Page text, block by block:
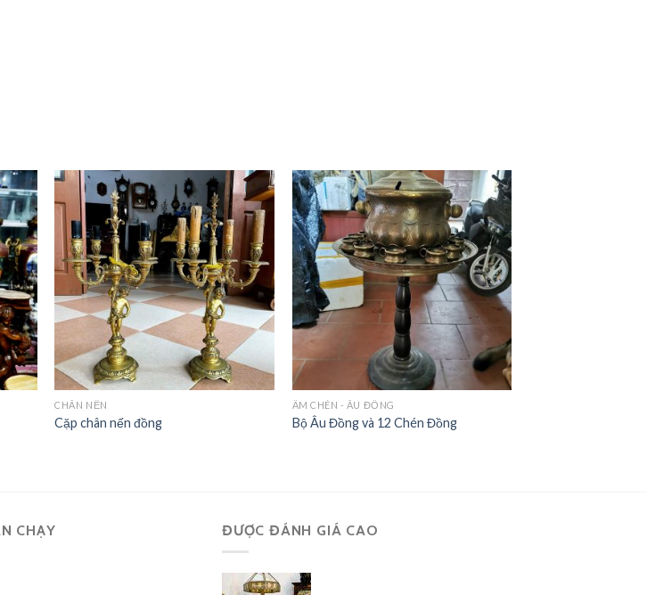
CHÂN NẾN
Cặp chân nến đồng
ẤM CHÉN - ÂU ĐỒNG
Bộ Âu Đồng và 12 Chén Đồng
CHẠY ĐƯỢC ĐÁNH GIÁ CAO